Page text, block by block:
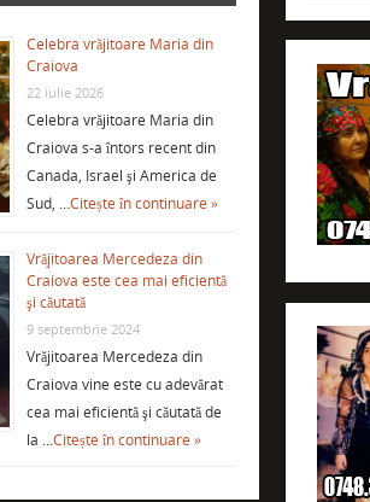
Celebra vrăjitoare Maria din
Craiova
22 iulie 2026
Celebra vrăjitoare Maria din
Craiova s-a întors recent din
Canada, Israel şi America de
Sud, …Citește în continuare »
Vrăjitoarea Mercedeza din
Craiova este cea mai eficientă
şi căutată
9 septembrie 2024
Vrăjitoarea Mercedeza din
Craiova vine este cu adevărat
cea mai eficientă şi căutată de
la …Citește în continuare »